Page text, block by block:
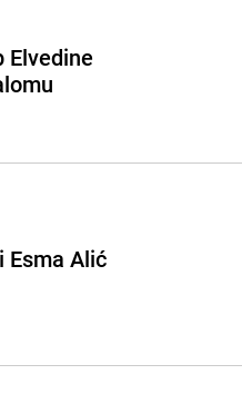
Elvedine
Esma Alić